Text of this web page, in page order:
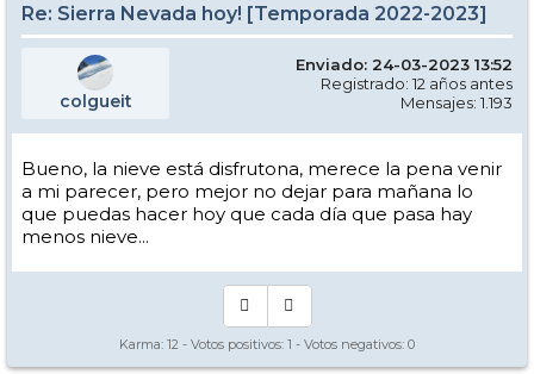
Re: Sierra Nevada hoy! [Temporada 2022-2023]
colgueit
Enviado: 24-03-2023 13:52
Registrado: 12 años antes
Mensajes: 1.193
Bueno, la nieve está disfrutona, merece la pena venir
a mi parecer, pero mejor no dejar para mañana lo
que puedas hacer hoy que cada día que pasa hay
menos nieve...
Karma: 12 - Votos positivos: 1 - Votos negativos: 0